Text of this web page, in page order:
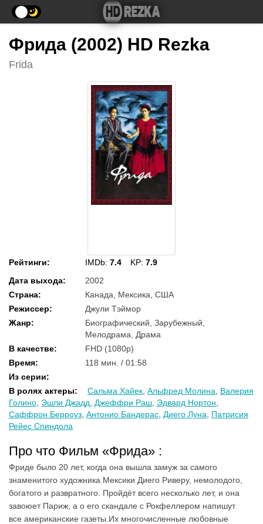
Фрида (2002) HD Rezka
Frida
Рейтинги: IMDb: 7.4 KP: 7.9
Дата выхода:
2002
Страна:
Канада, Мексика, США
Режиссер:
Джули Тэймор
Жанр:
Биографический, Зарубежный,
Мелодрама, Драма
В качестве:
FHD (1080p)
Время:
118 мин. / 01:58
Из серии:
В ролях актеры: Сальма Хайек Альфред Молина
Валерия
Голино Эшли Джадд Джеффри Раш Эдвард Нортон
Саффрон Берроуз Антонио Бандерас Диего Луна
Патрисия
Рейес Спиндола
Про что Фильм «Фрида» :
Фриде было 20 лет, когда она вышла замуж за самого
знаменитого художника Мексики Диего Риверу, немолодого,
богатого и развратного. Пройдёт всего несколько лет, и она
завоюет Париж, а о его скандале с Рокфеллером напишут
все американские газеты.Их многочисленные любовные